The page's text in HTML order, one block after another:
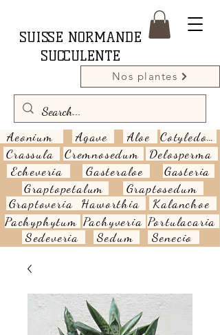
SUISSE NORMANDE
SUCCULENTE
Nos plantes
Aeonium Agave Aloe
Cotyledon
Crassula
Cremnosedum
Delosperma
Echeveria
Gasteraloe
Gasteria
Graptopetalum
Graptosedum
Graptoveria Haworthia
Kalanchoe
Pachyphytum Pachyveria
Sedeveria
Sedum
Portulacaria
Senecio